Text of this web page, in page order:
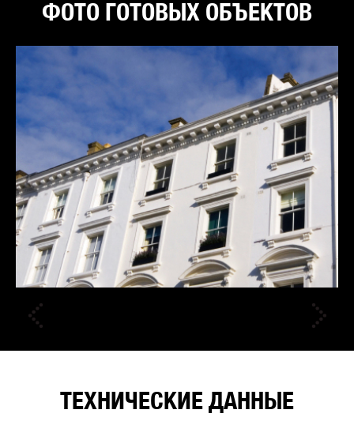
ФОТО ГОТОВЫХ ОБЪЕКТОВ
ТЕХНИЧЕСКИЕ ДАННЫЕ